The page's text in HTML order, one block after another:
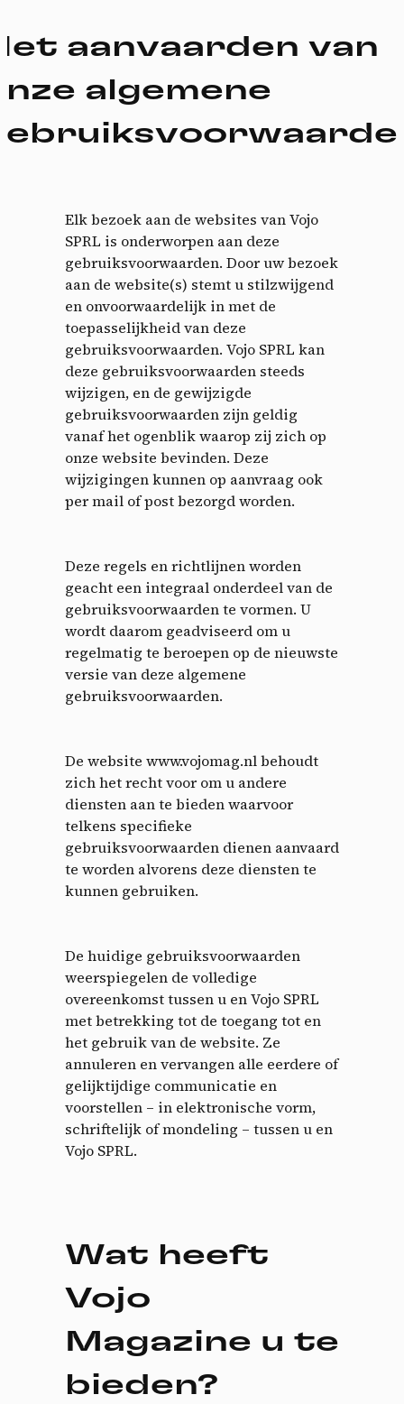
aanvaarden van
algemene
Elk bezoek aan de websites van Vojo
SPRL is onderworpen aan deze
gebruiksvoorwaarden. Door uw bezoek
aan de website(s) stemt u stilzwijgend
en onvoorwaardelijk in met de
toepasselijkheid van deze
gebruiksvoorwaarden. Vojo SPRL kan
deze gebruiksvoorwaarden steeds
wijzigen, en de gewijzigde
gebruiksvoorwaarden zijn geldig
vanaf het ogenblik waarop zij zich op
onze website bevinden. Deze
wijzigingen kunnen op aanvraag ook
per mail of post bezorgd worden.
Deze regels en richtlijnen worden
geacht een integraal onderdeel van de
gebruiksvoorwaarden te vormen. U
wordt daarom geadviseerd om u
regelmatig te beroepen op de nieuwste
versie van deze algemene
gebruiksvoorwaarden.
De website www.vojomag.nl behoudt
zich het recht voor om u andere
diensten aan te bieden waarvoor
telkens specifieke
gebruiksvoorwaarden dienen aanvaard
te worden alvorens deze diensten te
kunnen gebruiken.
De huidige gebruiksvoorwaarden
weerspiegelen de volledige
overeenkomst tussen u en Vojo SPRL
met betrekking tot de toegang tot en
het gebruik van de website. Ze
annuleren en vervangen alle eerdere of
gelijktijdige communicatie en
voorstellen – in elektronische vorm,
schriftelijk of mondeling – tussen u en
Vojo SPRL.
Wat heeft
Vojo
Magazine u te
bieden?